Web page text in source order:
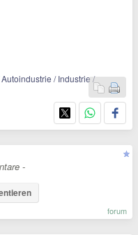
/ Industrie /
-
forum